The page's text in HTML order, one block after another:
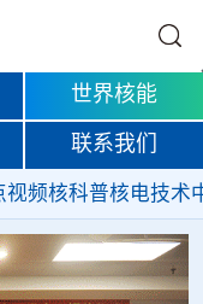
世界核能
联系我们
视频核科普核电技术